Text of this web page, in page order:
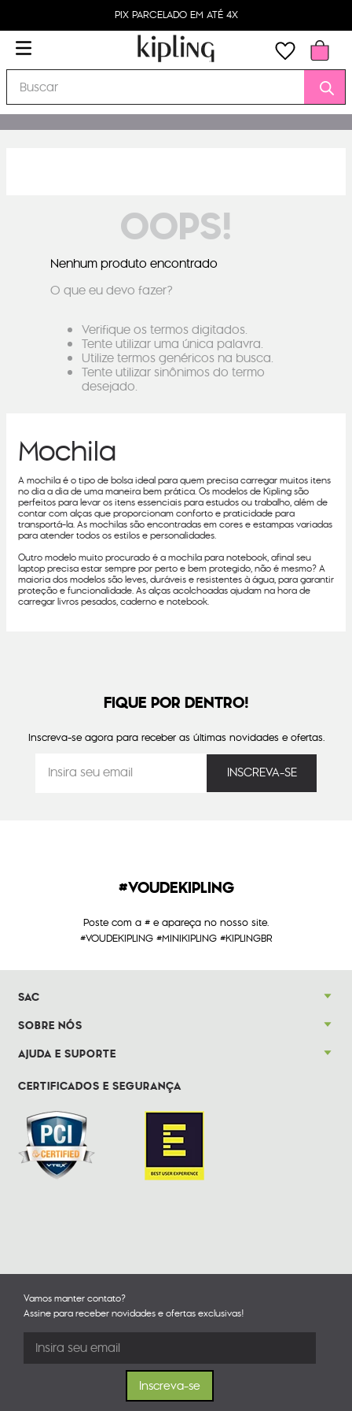
PIX PARCELADO EM ATÉ 4X
Buscar
OOPS!
Nenhum produto encontrado
O que eu devo fazer?
Verifique os termos digitados.
Tente utilizar uma única palavra.
Utilize termos genéricos na busca.
Tente utilizar sinônimos do termo
desejado.
Mochila
A mochila é o tipo de bolsa ideal para quem precisa carregar muitos itens
no dia a dia de uma maneira bem prática. Os modelos de Kipling são
perfeitos para levar os itens essenciais para estudos ou trabalho, além de
contar com alças que proporcionam conforto e praticidade para
transportá-la. As mochilas são encontradas em cores e estampas variadas
para atender todos os estilos e personalidades.
Outro modelo muito procurado é a mochila para notebook, afinal seu
laptop precisa estar sempre por perto e bem protegido, não é mesmo? A
maioria dos modelos são leves, duráveis e resistentes à água, para garantir
proteção e funcionalidade. As alças acolchoadas ajudam na hora de
carregar livros pesados, caderno e notebook.
FIQUE POR DENTRO!
Inscreva-se agora para receber as últimas novidades e ofertas.
#VOUDEKIPLING
Poste com a # e apareça no nosso site.
#VOUDEKIPLING #MINIKIPLING #KIPLINGBR
SAC
SOBRE NÓS
AJUDA E SUPORTE
CERTIFICADOS E SEGURANÇA
Vamos manter contato?
Assine para receber novidades e ofertas exclusivas!